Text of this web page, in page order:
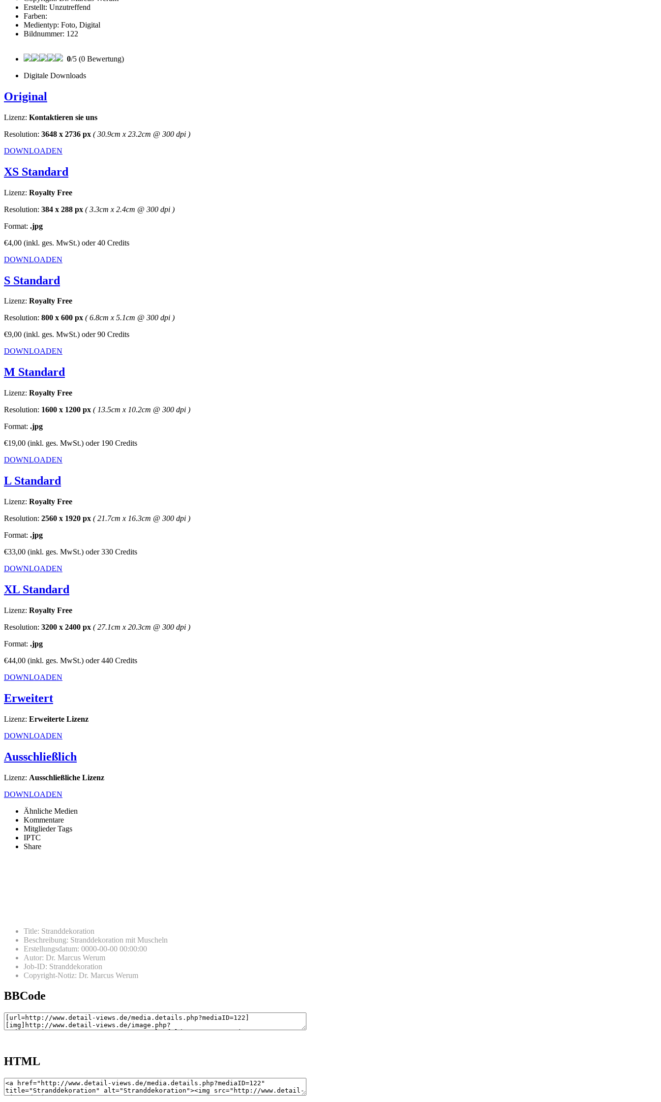
Erstellt: Unzutreffend
Farben:
Medientyp: Foto, Digital
Bildnummer: 122
0/5 (0 Bewertung)
Digitale Downloads
Original
Lizenz: Kontaktieren sie uns
Resolution: 3648 x 2736 px ( 30.9cm x 23.2cm @ 300 dpi )
DOWNLOADEN
XS Standard
Lizenz: Royalty Free
Resolution: 384 x 288 px ( 3.3cm x 2.4cm @ 300 dpi )
Format: .jpg
€4,00 (inkl. ges. MwSt.) oder40 Credits
DOWNLOADEN
S Standard
Lizenz: Royalty Free
Resolution: 800 x 600 px ( 6.8cm x 5.1cm @ 300 dpi )
€9,00 (inkl. ges. MwSt.) oder90 Credits
DOWNLOADEN
M Standard
Lizenz: Royalty Free
Resolution: 1600 x 1200 px ( 13.5cm x 10.2cm @ 300 dpi )
Format: .jpg
€19,00 (inkl. ges. MwSt.) oder 190 Credits
DOWNLOADEN
L Standard
Lizenz: Royalty Free
Resolution: 2560 x 1920 px ( 21.7cm x 16.3cm @ 300 dpi )
Format: .jpg
€33,00 (inkl. ges. MwSt.) oder330 Credits
DOWNLOADEN
XL Standard
Lizenz: Royalty Free
Resolution: 3200 x 2400 px ( 27.1cm x 20.3cm @ 300 dpi )
Format: .jpg
€44,00 (inkl. ges. MwSt.) oder440 Credits
DOWNLOADEN
Erweitert
Lizenz: Erweiterte Lizenz
DOWNLOADEN
Ausschließlich
Lizenz: Ausschließliche Lizenz
DOWNLOADEN
Ähnliche Medien
Kommentare
Mitglieder Tags
IPTC
Share
Title: Stranddekoration
Beschreibung: Stranddekoration mit Muscheln
Erstellungsdatum: 0000-00-00 00:00:00
Autor: Dr. Marcus Werum
Job-ID: Stranddekoration
Copyright-Notiz: Dr. Marcus Werum
BBCode
HTML